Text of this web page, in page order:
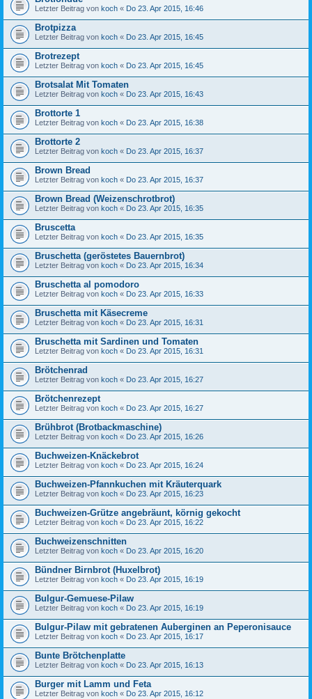
Letzter Beitrag von koch « Do 23. Apr 2015, 16:46
Brotpizza
Letzter Beitrag von koch « Do 23. Apr 2015, 16:45
Brotrezept
Letzter Beitrag von koch « Do 23. Apr 2015, 16:45
Brotsalat Mit Tomaten
Letzter Beitrag von koch « Do 23. Apr 2015, 16:43
Brottorte 1
Letzter Beitrag von koch « Do 23. Apr 2015, 16:38
Brottorte 2
Letzter Beitrag von koch « Do 23. Apr 2015, 16:37
Brown Bread
Letzter Beitrag von koch « Do 23. Apr 2015, 16:37
Brown Bread (Weizenschrotbrot)
Letzter Beitrag von koch « Do 23. Apr 2015, 16:35
Bruscetta
Letzter Beitrag von koch « Do 23. Apr 2015, 16:35
Bruschetta (geröstetes Bauernbrot)
Letzter Beitrag von koch « Do 23. Apr 2015, 16:34
Bruschetta al pomodoro
Letzter Beitrag von koch « Do 23. Apr 2015, 16:33
Bruschetta mit Käsecreme
Letzter Beitrag von koch « Do 23. Apr 2015, 16:31
Bruschetta mit Sardinen und Tomaten
Letzter Beitrag von koch « Do 23. Apr 2015, 16:31
Brötchenrad
Letzter Beitrag von koch « Do 23. Apr 2015, 16:27
Brötchenrezept
Letzter Beitrag von koch « Do 23. Apr 2015, 16:27
Brühbrot (Brotbackmaschine)
Letzter Beitrag von koch « Do 23. Apr 2015, 16:26
Buchweizen-Knäckebrot
Letzter Beitrag von koch « Do 23. Apr 2015, 16:24
Buchweizen-Pfannkuchen mit Kräuterquark
Letzter Beitrag von koch « Do 23. Apr 2015, 16:23
Buchweizen-Grütze angebräunt, körnig gekocht
Letzter Beitrag von koch « Do 23. Apr 2015, 16:22
Buchweizenschnitten
Letzter Beitrag von koch « Do 23. Apr 2015, 16:20
Bündner Birnbrot (Huxelbrot)
Letzter Beitrag von koch « Do 23. Apr 2015, 16:19
Bulgur-Gemuese-Pilaw
Letzter Beitrag von koch « Do 23. Apr 2015, 16:19
Bulgur-Pilaw mit gebratenen Auberginen an Peperonisauce
Letzter Beitrag von koch « Do 23. Apr 2015, 16:17
Bunte Brötchenplatte
Letzter Beitrag von koch « Do 23. Apr 2015, 16:13
Burger mit Lamm und Feta
Letzter Beitrag von koch « Do 23. Apr 2015, 16:12